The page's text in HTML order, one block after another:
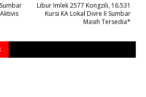
Libur Imlek 2577 Kongzili, 16.531
Kursi KA Lokal Divre II Sumbar
Masih Tersedia*